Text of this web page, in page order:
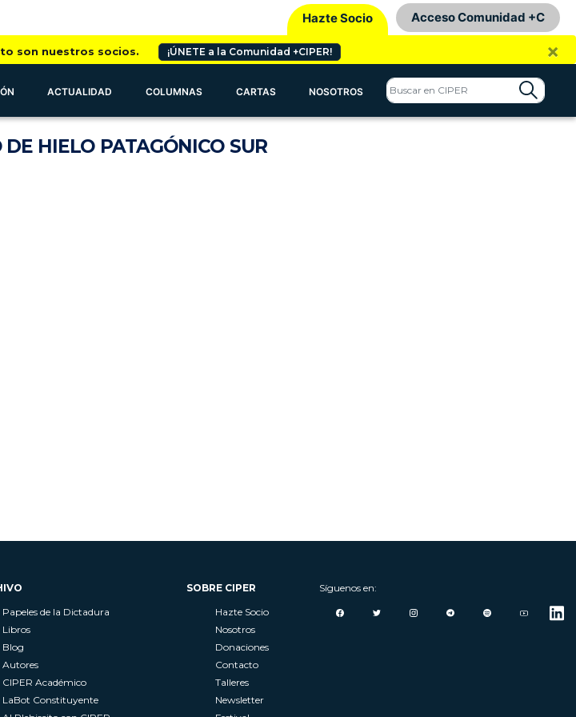
Hazte Socio Acceso Comunidad +C
son nuestros socios. ¡ÚNETE a la Comunidad +CIPER! ×
ACTUALIDAD COLUMNAS CARTAS NOSOTROS
HIELO PATAGÓNICO SUR
Papeles de la Dictadura
Libros
Blog
Autores
CIPER Académico
LaBot Constituyente
SOBRE CIPER
Hazte Socio
Nosotros
Donaciones
Contacto
Talleres
Newsletter
Síguenos en: